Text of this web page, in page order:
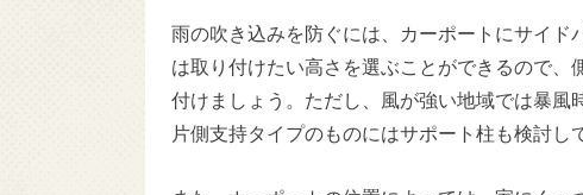
雨の吹き込みを防ぐには、カーポートにサイ
は取り付けたい高さを選ぶことができるので、
付けましょう。ただし、風が強い地域では暴風
片側支持タイプのものにはサポート柱も検討し